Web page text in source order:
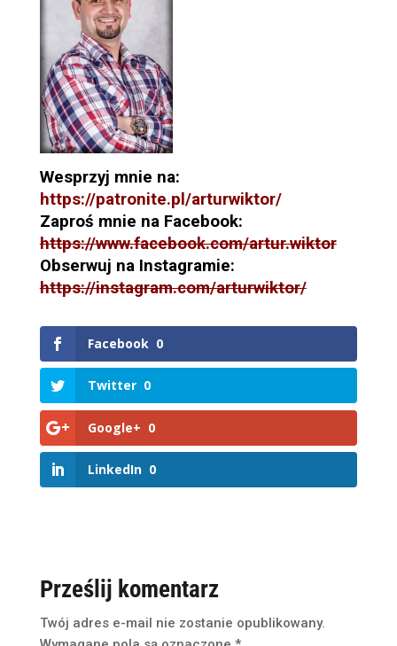
Wesprzyj mnie na:
https://patronite.pl/arturwiktor/
Zaproś mnie na Facebook:
https://www.facebook.com/artur.wiktor
Obserwuj na Instagramie:
https://instagram.com/arturwiktor/
Facebook 0
Twitter 0
Google+ 0
LinkedIn 0
Prześlij komentarz
Twój adres e-mail nie zostanie opublikowany.